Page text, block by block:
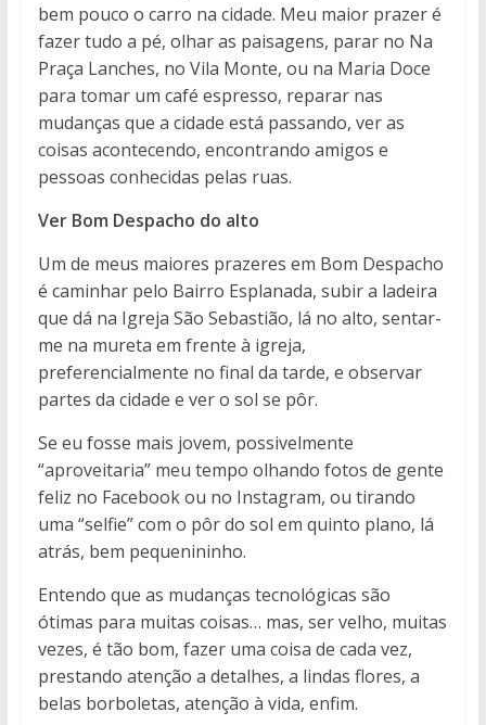
bem pouco o carro na cidade. Meu maior prazer é
fazer tudo a pé, olhar as paisagens, parar no Na
Praça Lanches, no Vila Monte, ou na Maria Doce
para tomar um café espresso, reparar nas
mudanças que a cidade está passando, ver as
coisas acontecendo, encontrando amigos e
pessoas conhecidas pelas ruas.
Ver Bom Despacho do alto
Um de meus maiores prazeres em Bom Despacho
é caminhar pelo Bairro Esplanada, subir a ladeira
que dá na Igreja São Sebastião, lá no alto, sentar-
me na mureta em frente à igreja,
preferencialmente no final da tarde, e observar
partes da cidade e ver o sol se pôr.
Se eu fosse mais jovem, possivelmente
“aproveitaria” meu tempo olhando fotos de gente
feliz no Facebook ou no Instagram, ou tirando
uma “selfie” com o pôr do sol em quinto plano, lá
atrás, bem pequenininho.
Entendo que as mudanças tecnológicas são
ótimas para muitas coisas… mas, ser velho, muitas
vezes, é tão bom, fazer uma coisa de cada vez,
prestando atenção a detalhes, a lindas flores, a
belas borboletas, atenção à vida, enfim.